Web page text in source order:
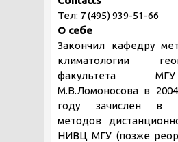
Тел: 7 (495) 939-51-66
О себе
Закончил кафедру
климатологии
факультета
М.В.Ломоносова в
году зачислен в
методов
НИВЦ МГУ (позже